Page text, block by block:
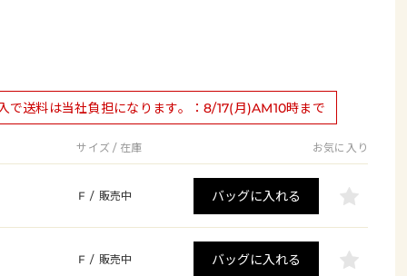
で送料は当社負担になります。：8/17(月)AM10時まで
サイズ / 在庫 お気に入り
F / 販売中 バッグに入れる
F / 販売中 バッグに入れる